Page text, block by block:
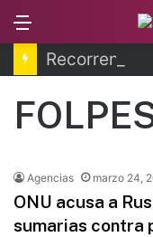
Agencias marzo 24,
ONU acusa a
sumarias contra